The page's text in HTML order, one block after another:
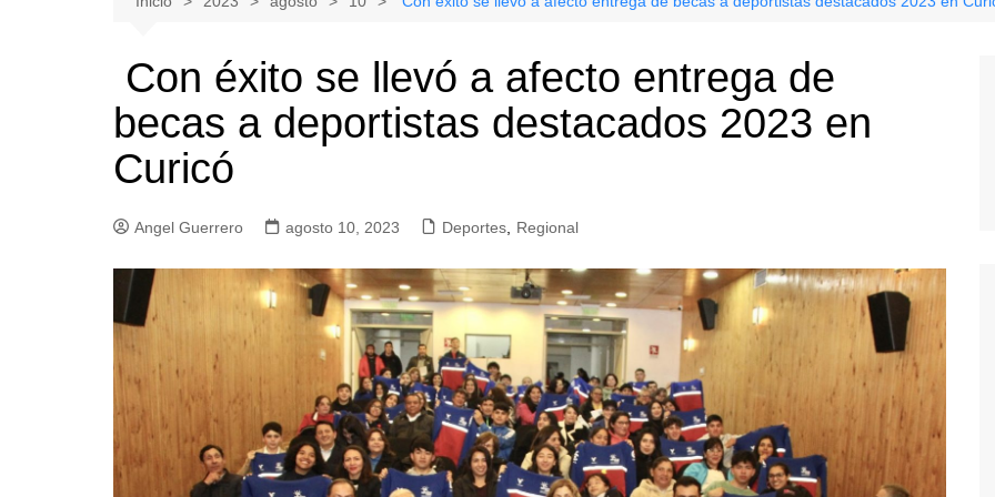
Tenis
Gimnasia
Licantén
Romeral
Teno
Con éxito se llevó a afecto entrega de
becas a deportistas destacados 2023 en
Curicó
Angel Guerrero agosto 10, 2023 Deportes, Regional